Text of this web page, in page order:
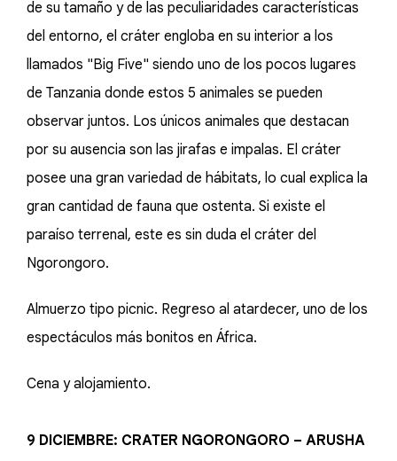
de su tamaño y de las peculiaridades características
del entorno, el cráter engloba en su interior a los
llamados "Big Five" siendo uno de los pocos lugares
de Tanzania donde estos 5 animales se pueden
observar juntos. Los únicos animales que destacan
por su ausencia son las jirafas e impalas. El cráter
posee una gran variedad de hábitats, lo cual explica la
gran cantidad de fauna que ostenta. Si existe el
paraíso terrenal, este es sin duda el cráter del
Ngorongoro.
Almuerzo tipo picnic. Regreso al atardecer, uno de los
espectáculos más bonitos en África.
Cena y alojamiento.
9 DICIEMBRE: CRATER NGORONGORO – ARUSHA